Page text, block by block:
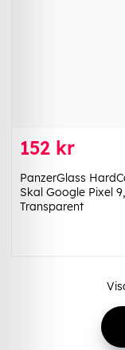
152 kr
PanzerGlass
Skal Google Pixel
Transparent